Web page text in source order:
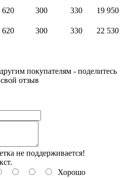
620 300 330
19 950
620 300 330 22 530
покупателям - поделитесь
отзыв
не поддерживается!
Хорошо